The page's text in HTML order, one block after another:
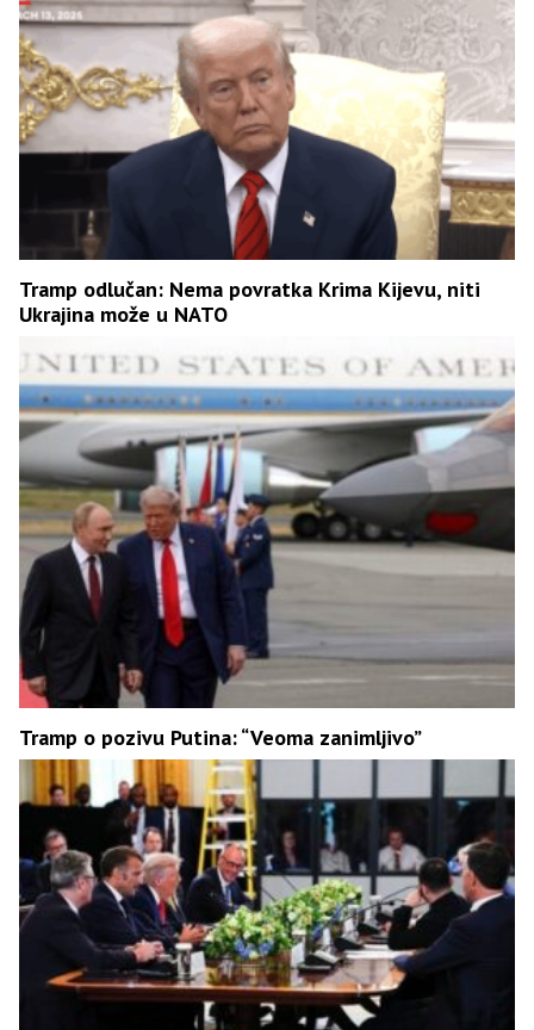
Tramp odlučan: Nema povratka Krima Kijevu, niti
Ukrajina može u NATO
Tramp o pozivu Putina: “Veoma zanimljivo”